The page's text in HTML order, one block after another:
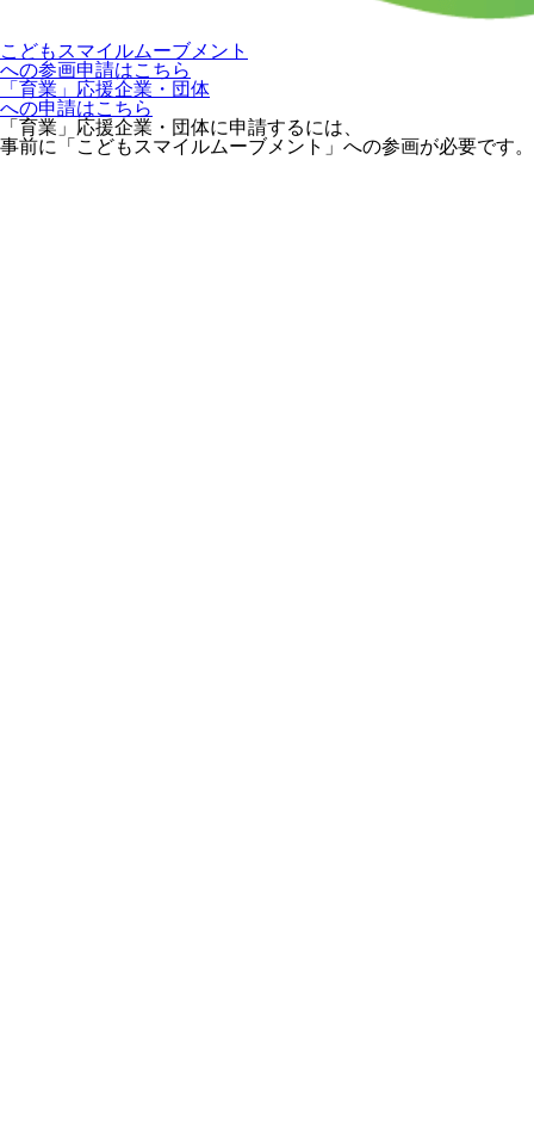
こどもスマイルムーブメント
への参画申請はこちら
「育業」応援企業・団体
への申請はこちら
「育業」応援企業・団体に申請するには、
事前に「こどもスマイルムーブメント」への参画が必要です。